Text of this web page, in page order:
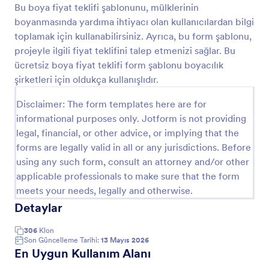
Bu boya fiyat teklifi şablonunu, mülklerinin
boyanmasında yardıma ihtiyacı olan kullanıcılardan bilgi
toplamak için kullanabilirsiniz. Ayrıca, bu form şablonu,
projeyle ilgili fiyat teklifini talep etmenizi sağlar. Bu
ücretsiz boya fiyat teklifi form şablonu boyacılık
şirketleri için oldukça kullanışlıdır.
Disclaimer: The form templates here are for
informational purposes only. Jotform is not providing
legal, financial, or other advice, or implying that the
forms are legally valid in all or any jurisdictions. Before
using any such form, consult an attorney and/or other
applicable professionals to make sure that the form
meets your needs, legally and otherwise.
Detaylar
306 Klon
Son Güncelleme Tarihi: 13 Mayıs 2026
En Uygun Kullanım Alanı
formu ile müşteri memnuniyetinizin ve servis
veriminizin artışını göreceksiniz!
Önizleme